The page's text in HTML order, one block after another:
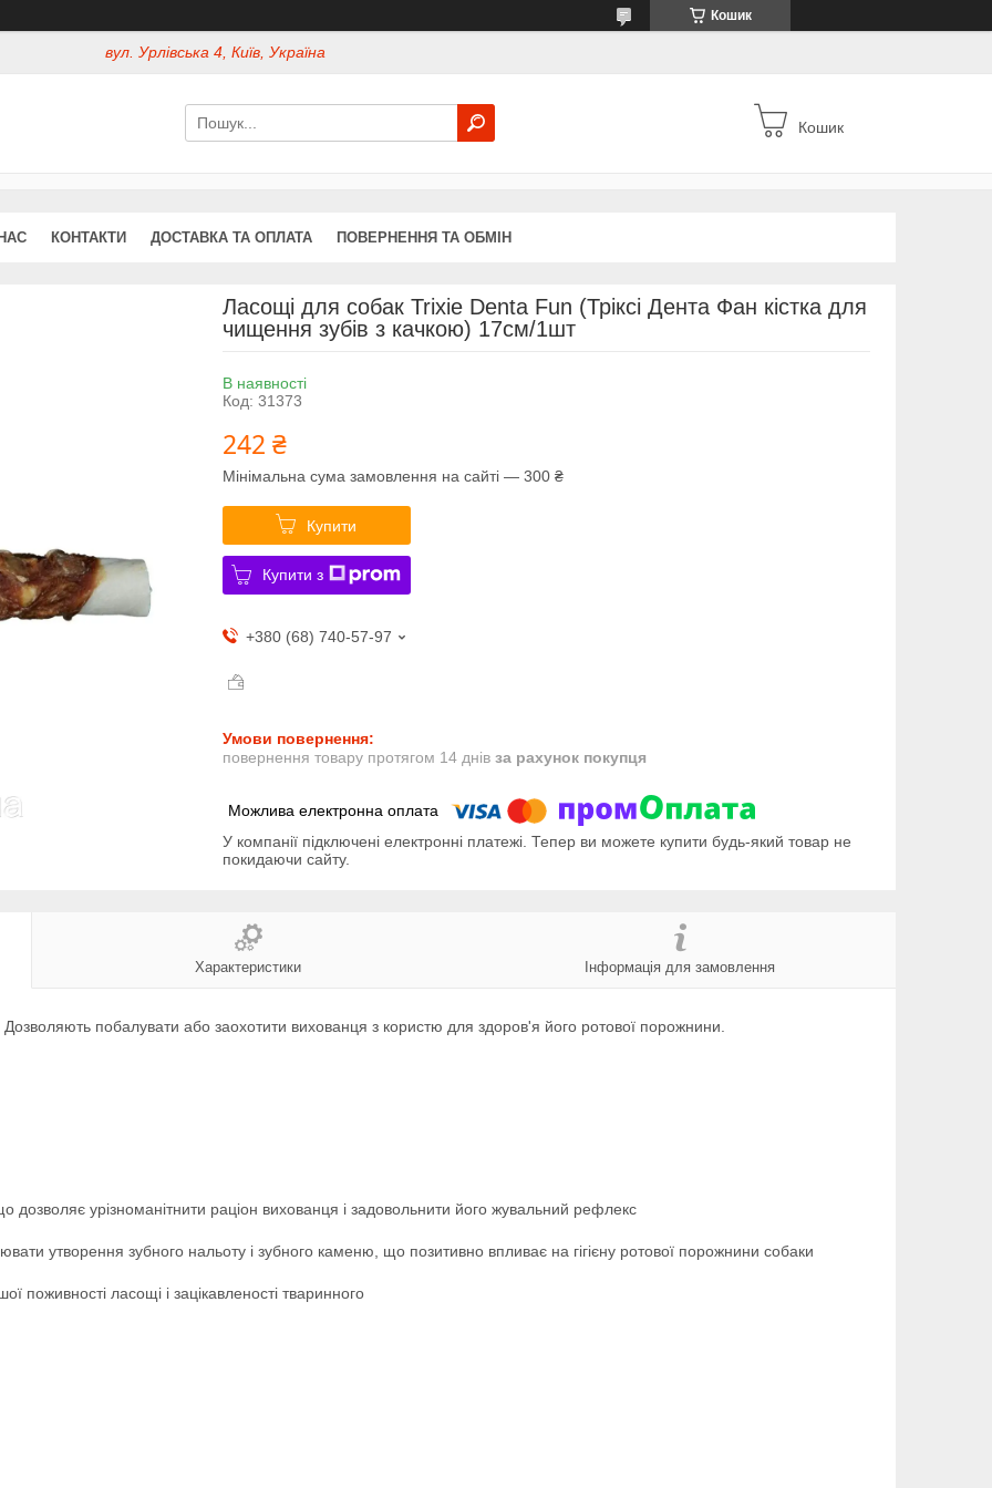
Кошик
вул. Урлівська 4, Київ, Україна
Кошик
КОНТАКТИ ДОСТАВКА ТА ОПЛАТА ПОВЕРНЕННЯ ТА ОБМІН
Ласощі для собак Trixie Denta Fun (Тріксі Дента Фан кістка для
чищення зубів з качкою) 17см/1шт
В наявності
Код: 31373
242 ₴
Мінімальна сума замовлення на сайті — 300 ₴
Купити
Купити з
+380 (68) 740-57-97
повернення товару протягом 14 днів за рахунок покупця
У компанії підключені електронні платежі. Тепер ви можете купити будь-який товар не
покидаючи сайту.
Характеристики Інформація для замовлення
побалувати або заохотити вихованця з користю для здоров'я його ротової порожнини.
урізноманітнити раціон вихованця і задовольнити його жувальний рефлекс
утворення зубного нальоту і зубного каменю, що позитивно впливає на гігієну ротової порожнини собаки
поживності ласощі і зацікавленості тваринного